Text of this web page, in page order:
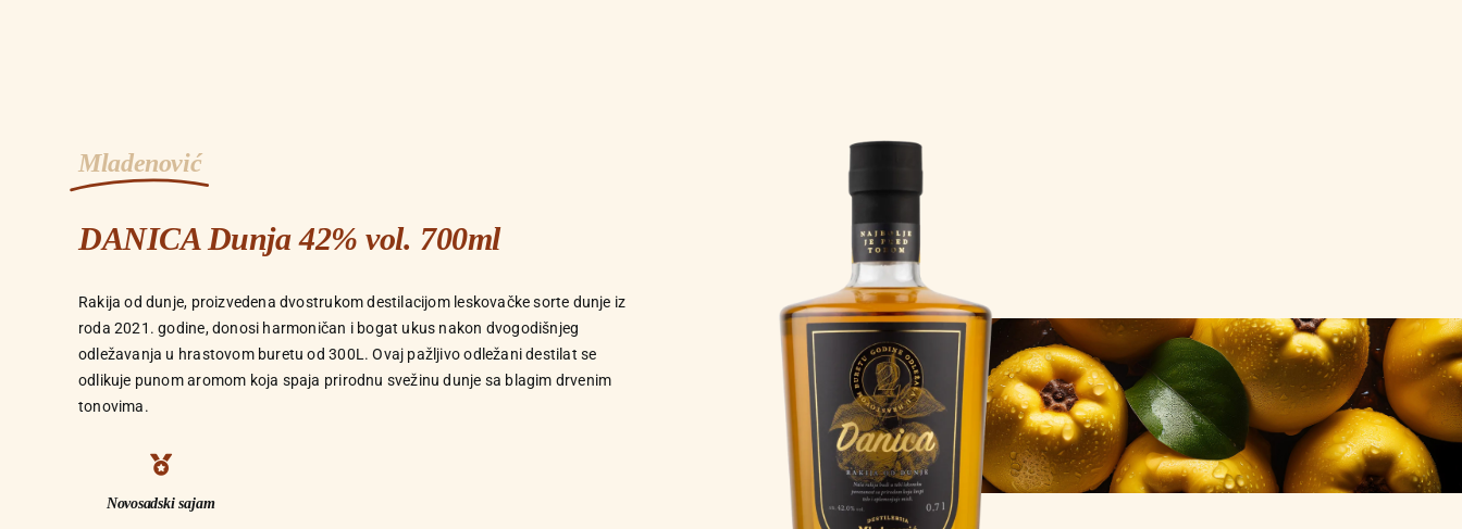
Mladenović
DANICA Dunja 42% vol. 700ml
Rakija od dunje, proizvedena dvostrukom destilacijom leskovačke sorte dunje iz
roda 2021. godine, donosi harmoničan i bogat ukus nakon dvogodišnjeg
odležavanja u hrastovom buretu od 300L. Ovaj pažljivo odležani destilat se
odlikuje punom aromom koja spaja prirodnu svežinu dunje sa blagim drvenim
tonovima.
Novosadski sajam